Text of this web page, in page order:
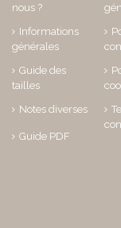
nous ?
Informations
générales
Guide des
tailles
Notes diverses
Guide PDF